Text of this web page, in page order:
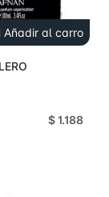
Añadir al carro
$ 1.188